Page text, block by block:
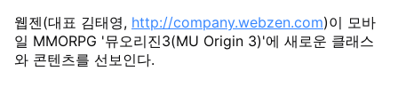
웹젠(대표 김태영, http://company.webzen.com)이 모바
일 MMORPG '뮤오리진3(MU Origin 3)'에 새로운 클래스
와 콘텐츠를 선보인다.